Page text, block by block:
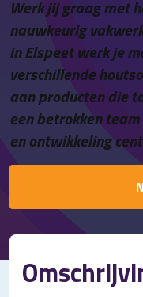
Werk jij graag met
nauwkeurig
in Elspeet werk je
verschillende
aan producten die
een betrokken
en ontwikkeling